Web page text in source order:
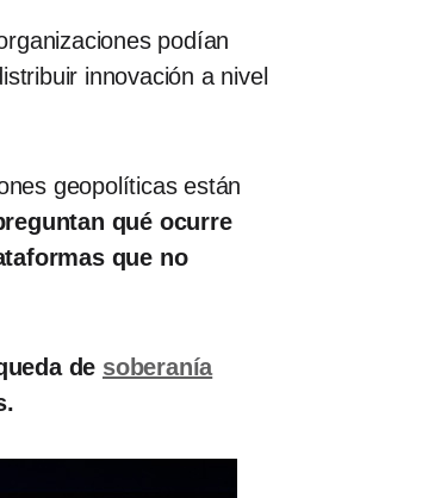
podían
innovación a nivel
geopolíticas están
qué ocurre
que no
de soberanía